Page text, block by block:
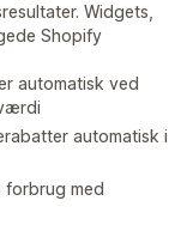
Widgets,
Shopify
automatisk ved
automatisk i
forbrug med